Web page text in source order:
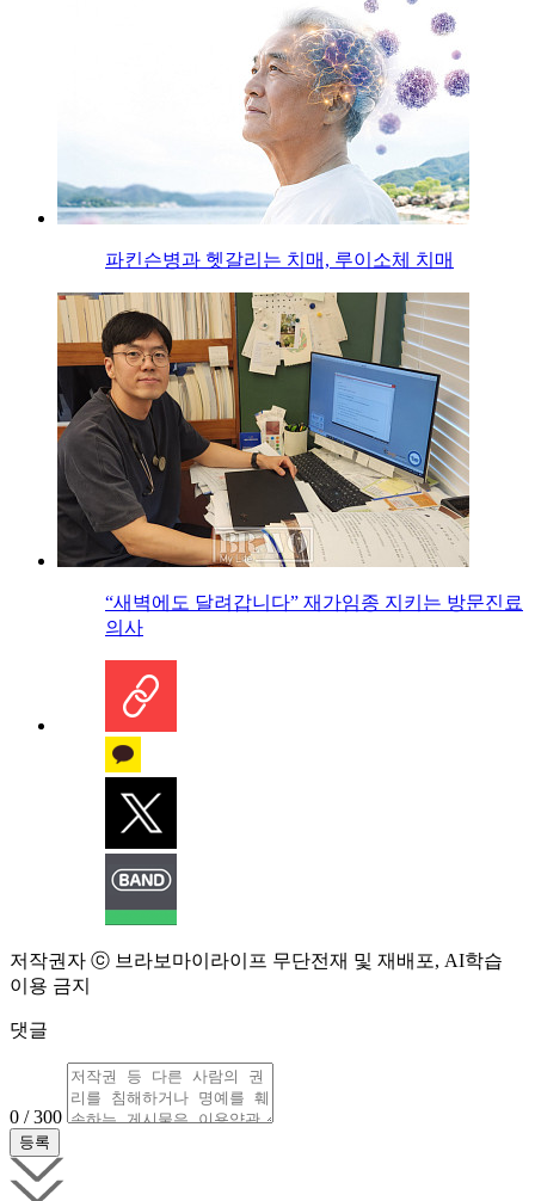
파킨슨병과 헷갈리는 치매, 루이소체 치매
“새벽에도 달려갑니다” 재가임종 지키는 방문진료
의사
저작권자 ⓒ 브라보마이라이프 무단전재 및 재배포, AI학습
이용 금지
댓글
0 / 300